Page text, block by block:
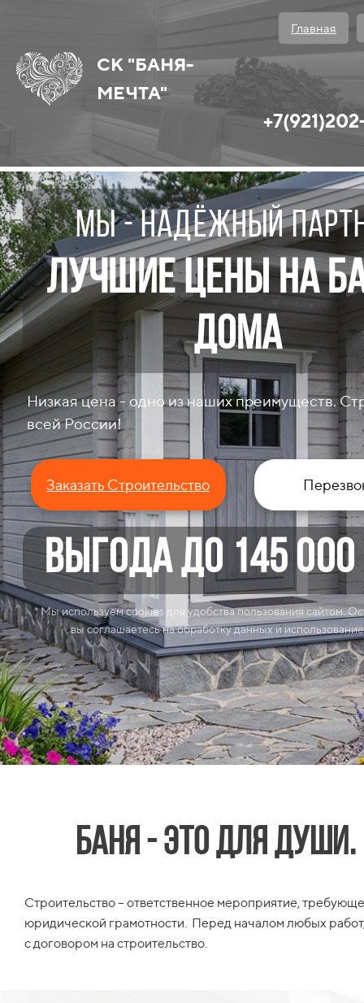
СК "БАНЯ-
МЕЧТА"
Главная
мы - надёжный
Лучшие цены на
дома
Низкая цена - одно из наших преимуществ.
всей России!
Заказать Строительство
ВЫГОДА до 145 000
* Мы используем cookies для удобства пользования сайтом.
вы соглашаетесь на обработку данных и
Баня - это для
Строительство – ответственное мероприятие,
юридической грамотности. Перед началом любых
с договором на строительство.